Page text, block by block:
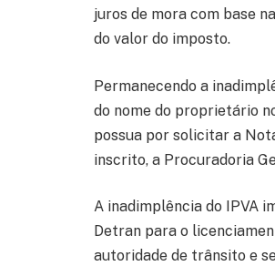
juros de mora com base
do valor do imposto.
Permanecendo a
do nome do proprietário
possua por solicitar a
inscrito, a Procuradoria
A inadimplência do IPVA
Detran para o
autoridade de trânsito e